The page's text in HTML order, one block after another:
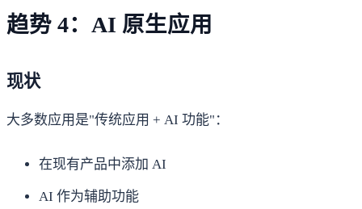
趋势 4：AI 原生应用
现状
大多数应用是"传统应用 + AI 功能"：
在现有产品中添加 AI
AI 作为辅助功能